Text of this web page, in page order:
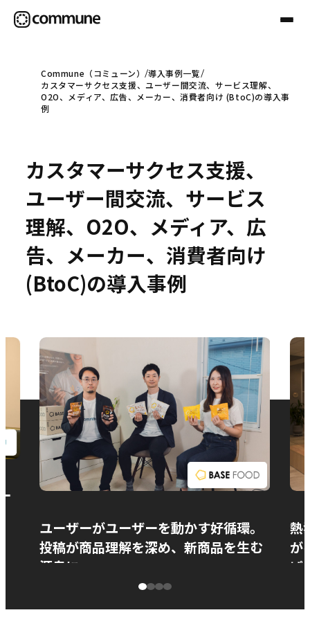
Communeについて
事例
セミナー
お役立ち情報
お問い合わせ
Commune（コミューン）
導入事例一覧
カスタマーサクセス支援、ユーザー間交流、サービス理解、
O2O、メディア、広告、メーカー、消費者向け (BtoC)の導入事
例
カスタマーサクセス支援、
ユーザー間交流、サービス
理解、O2O、メディア、広
告、メーカー、消費者向け
(BtoC)の導入事例
ユーザーがユーザーを動かす好循環。
投稿が商品理解を深め、新商品を生む
源泉に
熱
が
ぱ